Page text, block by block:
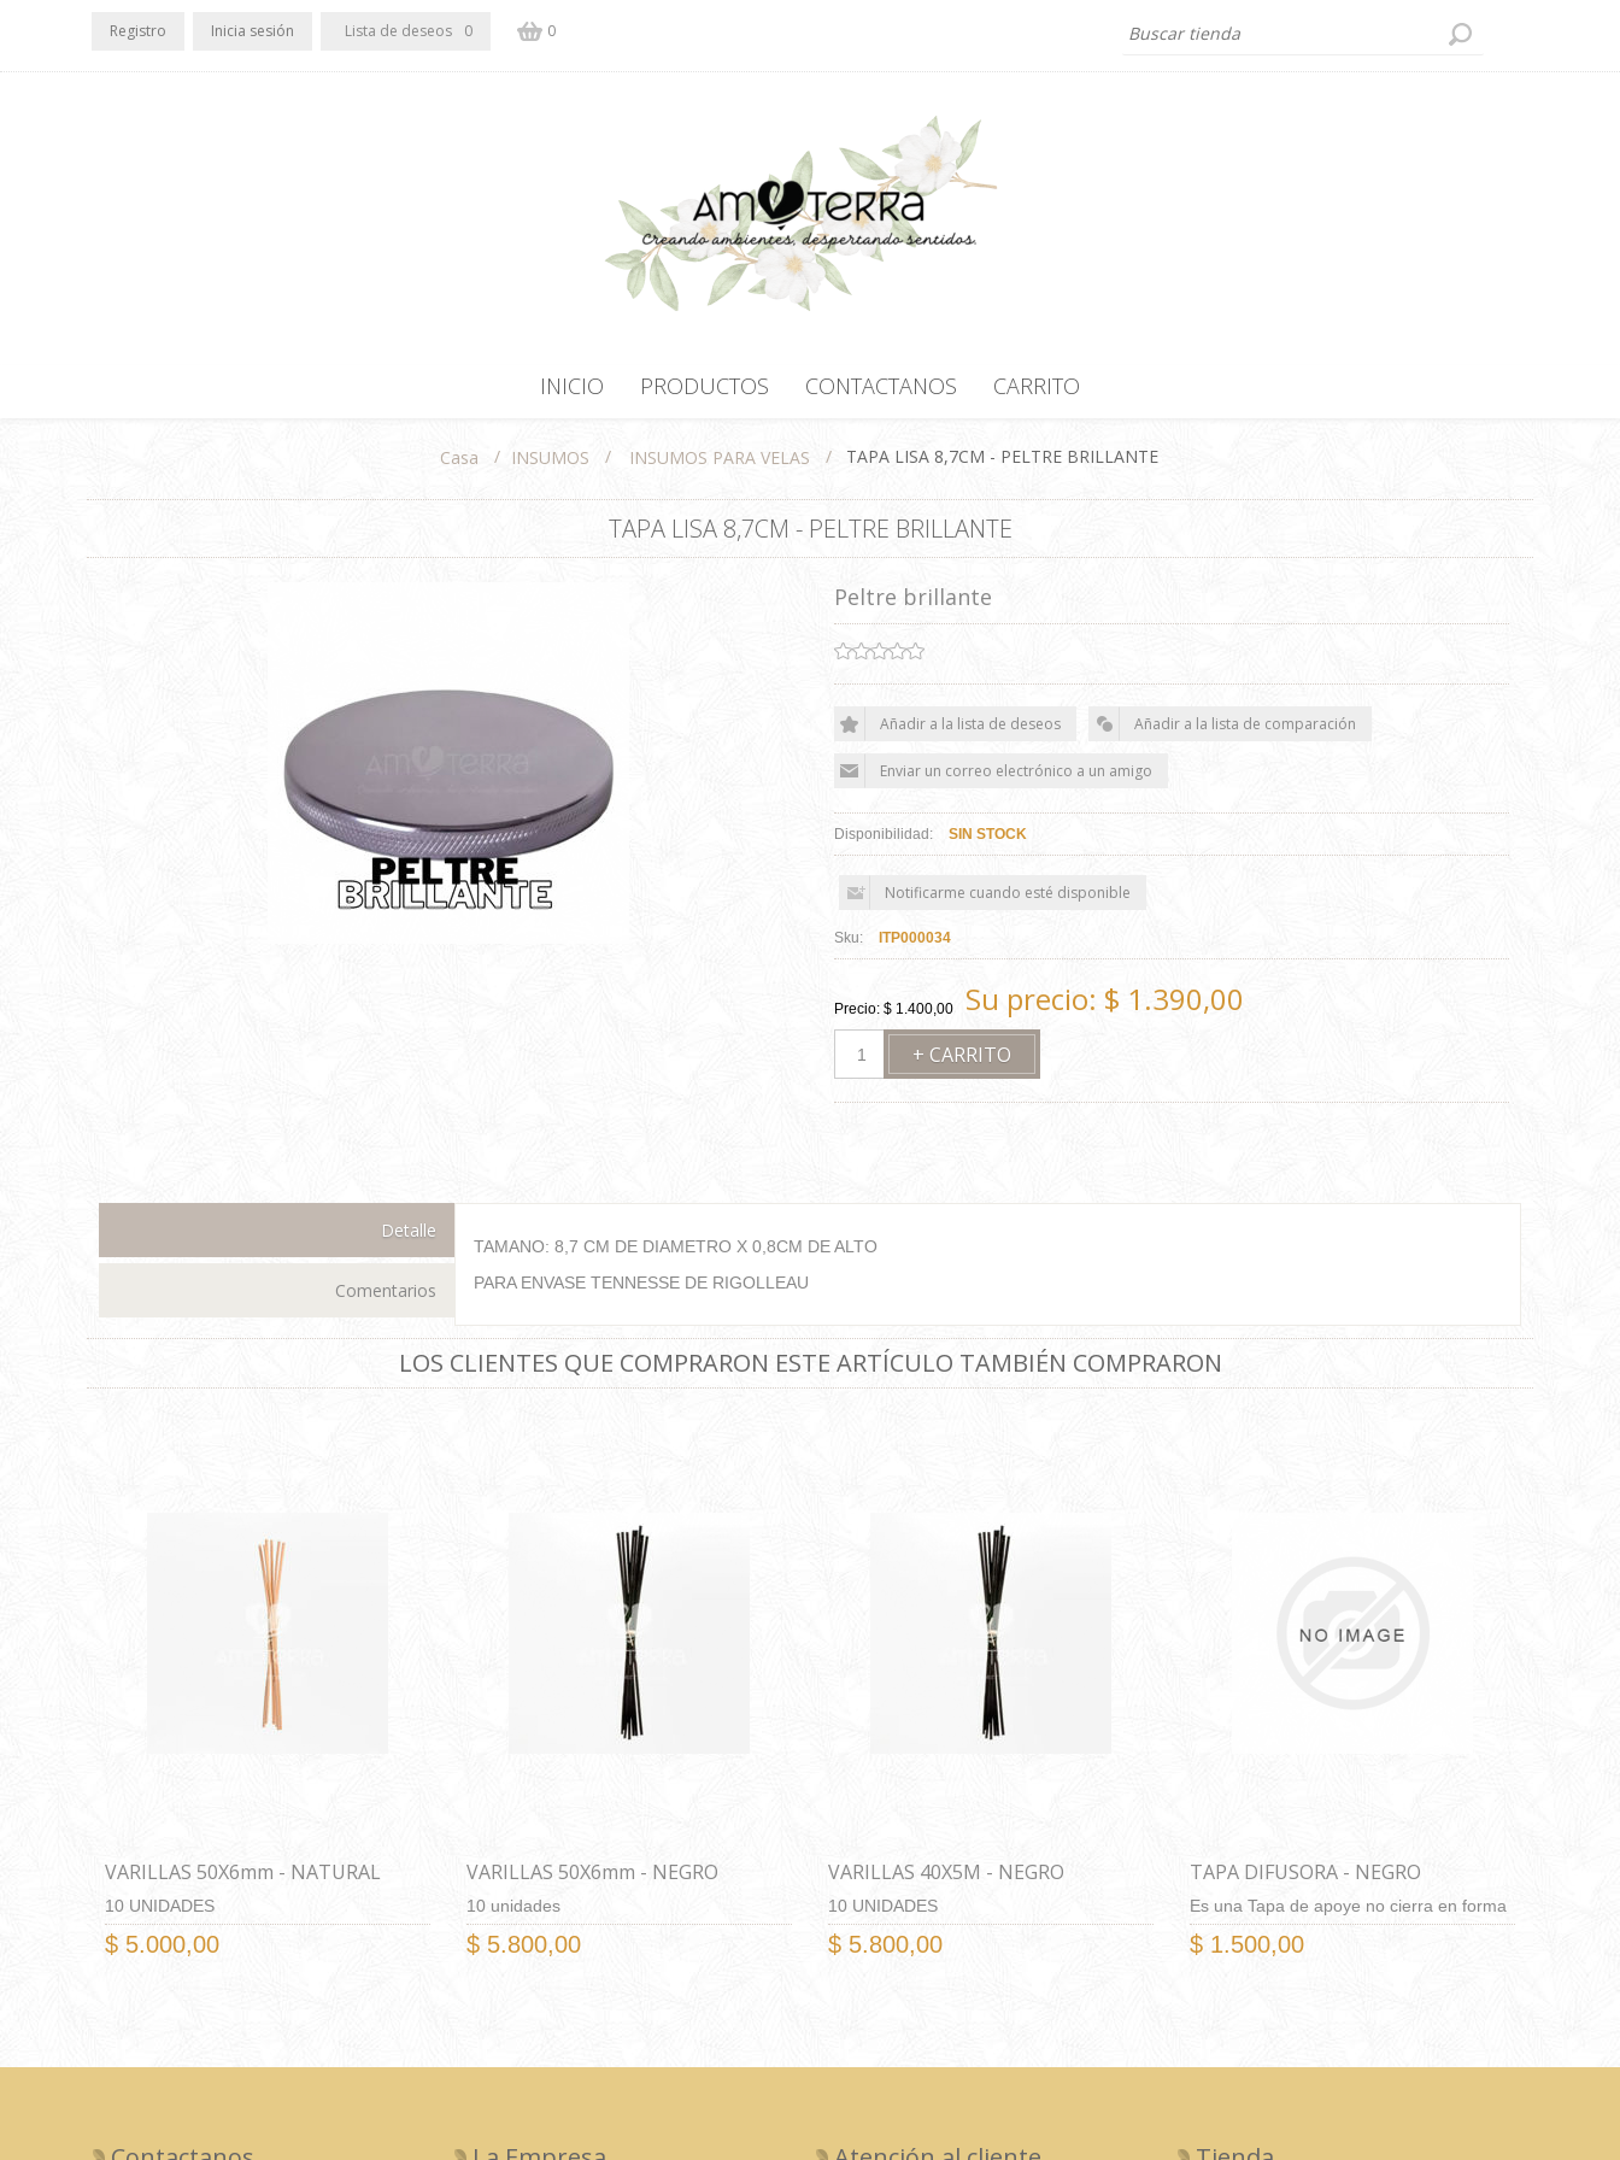
Registro Inicia sesión Lista de deseos 0 0
INICIO PRODUCTOS CONTACTANOS CARRITO
Casa / INSUMOS / INSUMOS PARA VELAS / TAPA LISA 8,7CM - PELTRE BRILLANTE
TAPA LISA 8,7CM - PELTRE BRILLANTE
Peltre brillante
Disponibilidad: SIN STOCK
Sku: ITP000034
Precio: $ 1.400,00 Su precio: $ 1.390,00
Detalle
Comentarios
TAMANO: 8,7 CM DE DIAMETRO X 0,8CM DE ALTO
PARA ENVASE TENNESSE DE RIGOLLEAU
LOS CLIENTES QUE COMPRARON ESTE ARTÍCULO TAMBIÉN COMPRARON
VARILLAS 50X6mm - NATURAL
10 UNIDADES
$ 5.000,00
VARILLAS 50X6mm - NEGRO
10 unidades
$ 5.800,00
VARILLAS 40X5M - NEGRO
10 UNIDADES
$ 5.800,00
TAPA DIFUSORA - NEGRO
SATINADO
Es una Tapa de apoye no cierra en forma
hermetica Para envase Tennessee 8,7 cm
de diametro Lisa Difusora de Aluminio
$ 1.500,00